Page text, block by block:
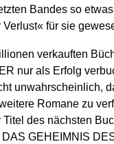
Ban­des so
für sie
ver­kauf­ten
nur als Erfolg
unwahr­schein­lich,
Roma­ne zu
Titel des nächs­ten
GEHEIMNIS